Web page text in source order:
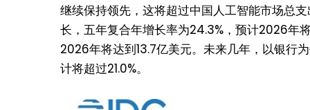
继续保持领先，这将超过中国人工智能市场总
长，五年复合年增长率为24.3%，预计2026年
2026年将达到13.7亿美元。未来几年，以银行
计将超过21.0%。